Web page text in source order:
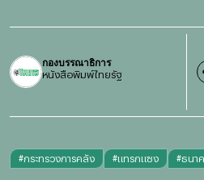
กองบรรณาธิการ
หนังสือพิมพ์ไทยรัฐ
#กระทรวงการคลัง #แทรกแซง #ธนา